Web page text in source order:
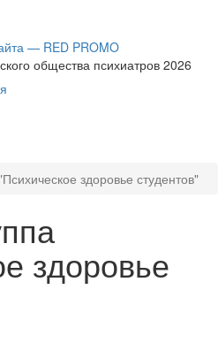
— RED PROMO
общества психиатров 2026
здоровье студентов"
здоровье